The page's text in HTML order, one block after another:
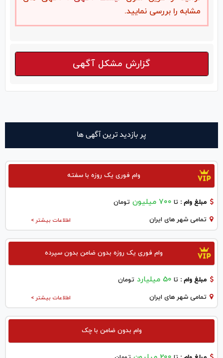
مشابه را بررسی نمایید.
گزارش مشکل آگهی
پر بازدید ترین آگهی ها
وام فوری یک روزه با سفته
مبلغ وام : تا 700 میلیون تومان
اطلاعات بیشتر > تمامی شهر های ایران
وام فوری یک روزه بدون ضامن بدون سپرده
مبلغ وام : تا 50 میلیارد تومان
اطلاعات بیشتر > تمامی شهر های ایران
وام بدون ضامن با چک